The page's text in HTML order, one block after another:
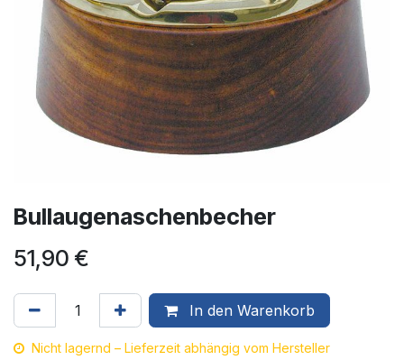
Bullaugenaschenbecher
51,90 €
In den Warenkorb
Nicht lagernd – Lieferzeit abhängig vom Hersteller